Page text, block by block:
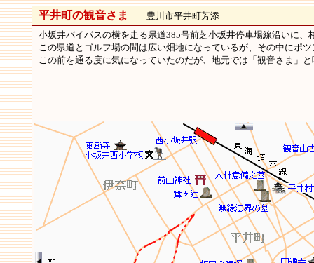
平井町の観音さま
豊川市平井町芳添
小坂井バイパスの横を走る県道385号前芝小坂井停車場線沿いに、
この県道とゴルフ場の間は広い畑地になっているが、その中にポ
この前を通る度に気になっていたのだが、地元では「観音さま」